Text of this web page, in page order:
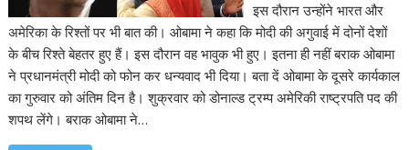
इस दौरान उन्होंने भारत और
अमेरिका के रिश्तों पर भी बात की। ओबामा ने कहा कि मोदी की अगुवाई में दोनों देशों
के बीच रिश्ते बेहतर हुए हैं। इस दौरान वह भावुक भी हुए। इतना ही नहीं बराक ओबामा
ने प्रधानमंत्री मोदी को फोन कर धन्यवाद भी दिया। बता दें ओबामा के दूसरे कार्यकाल
का गुरुवार को अंतिम दिन है। शुक्रवार को डोनाल्ड ट्रम्प अमेरिकी राष्ट्रपति पद की
शपथ लेंगे। बराक ओबामा ने…